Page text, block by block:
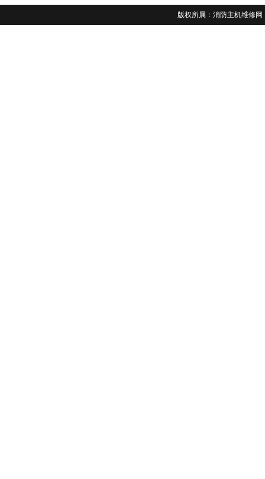
版权所属： 消防主机维修网